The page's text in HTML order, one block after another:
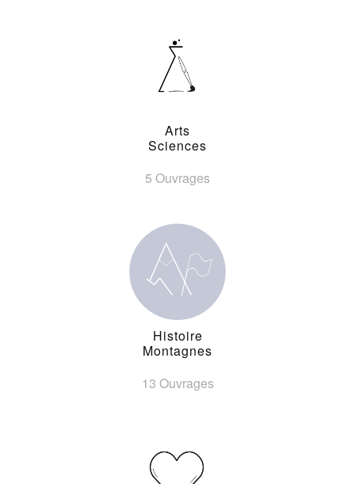
Arts
Sciences
5 Ouvrages
Histoire
Montagnes
13 Ouvrages